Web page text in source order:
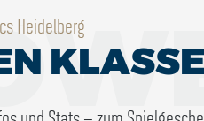
Heidelberg